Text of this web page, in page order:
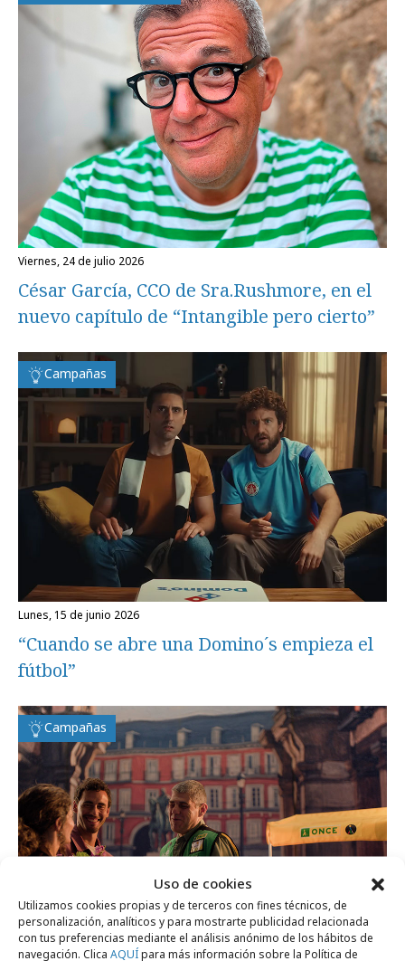
Uso de cookies
Utilizamos cookies propias y de terceros con fines técnicos, de
personalización, analíticos y para mostrarte publicidad relacionada
con tus preferencias mediante el análisis anónimo de los hábitos de
navegación. Clica AQUÍpara más información sobre la Política de
viernes, 24 de julio 2026
César García, CCO de Sra.Rushmore, en el
nuevo capítulo de “Intangible pero cierto”
Campañas
lunes, 15 de junio 2026
“Cuando se abre una Domino´s empieza el
fútbol”
Campañas